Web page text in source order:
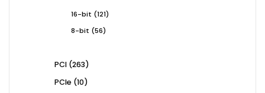
16-bit 121121
8-bit
5656
PCI 263263
PCIe 1010